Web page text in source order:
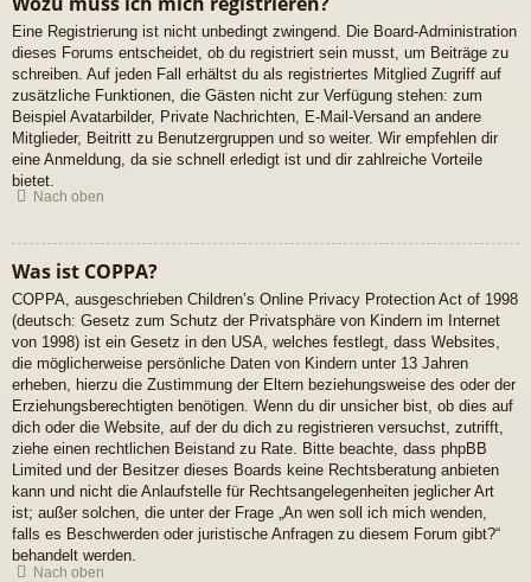
Eine Registrierung ist nicht unbedingt zwingend. Die Board-Administration
dieses Forums entscheidet, ob du registriert sein musst, um Beiträge zu
schreiben. Auf jeden Fall erhältst du als registriertes Mitglied Zugriff auf
zusätzliche Funktionen, die Gästen nicht zur Verfügung stehen: zum
Beispiel Avatarbilder, Private Nachrichten, E-Mail-Versand an andere
Mitglieder, Beitritt zu Benutzergruppen und so weiter. Wir empfehlen dir
eine Anmeldung, da sie schnell erledigt ist und dir zahlreiche Vorteile
bietet.
Nach oben
Was ist COPPA?
COPPA, ausgeschrieben Children’s Online Privacy Protection Act of 1998
(deutsch: Gesetz zum Schutz der Privatsphäre von Kindern im Internet
von 1998) ist ein Gesetz in den USA, welches festlegt, dass Websites,
die möglicherweise persönliche Daten von Kindern unter 13 Jahren
erheben, hierzu die Zustimmung der Eltern beziehungsweise des oder der
Erziehungsberechtigten benötigen. Wenn du dir unsicher bist, ob dies auf
dich oder die Website, auf der du dich zu registrieren versuchst, zutrifft,
ziehe einen rechtlichen Beistand zu Rate. Bitte beachte, dass phpBB
Limited und der Besitzer dieses Boards keine Rechtsberatung anbieten
kann und nicht die Anlaufstelle für Rechtsangelegenheiten jeglicher Art
ist; außer solchen, die unter der Frage „An wen soll ich mich wenden,
falls es Beschwerden oder juristische Anfragen zu diesem Forum gibt?“
behandelt werden.
Nach oben